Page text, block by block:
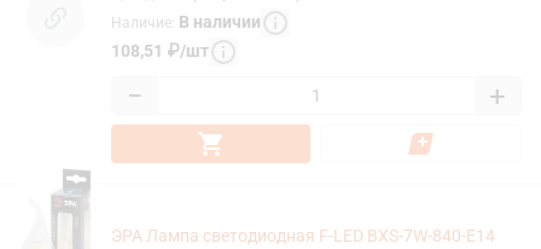
Наличие: В наличии
108,51 ₽/шт
− +
ЭРА Лампа светодиодная F-LED BXS-7W-840-E14